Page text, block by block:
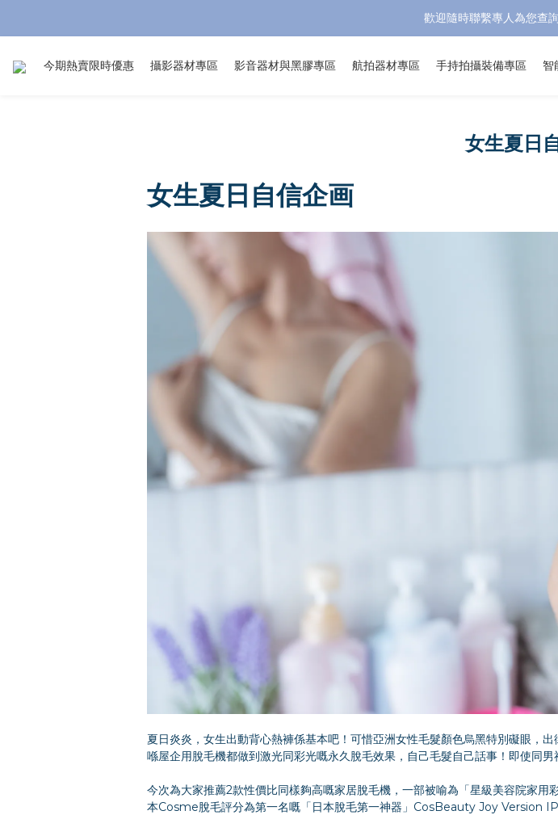
歡迎隨時聯繫專人為您查
今期熱賣限時優惠 攝影器材專區 影音器材與黑膠專區 航拍器材專區 手持拍攝裝備專區 智
女生夏日
女生夏日自信企画
夏日炎炎，女生出動背心熱褲係基本吧！可惜亞洲女性毛髮顏色烏黑特別礙眼，
喺屋企用脫毛機都做到激光同彩光嘅永久脫毛效果，自己毛髮自己話事！即使同
今次為大家推薦2款性價比同樣夠高嘅家居脫毛機，一部被喻為「星級美容院家
本Cosme脫毛評分為第一名嘅「日本脫毛第一神器」CosBeauty Joy Version